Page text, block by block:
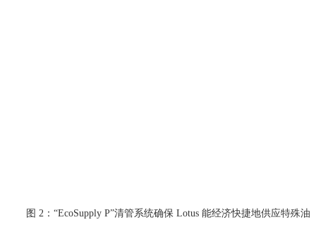
图 2：“EcoSupply P”清管系统确保 Lotus 能经济快捷地供应特殊油